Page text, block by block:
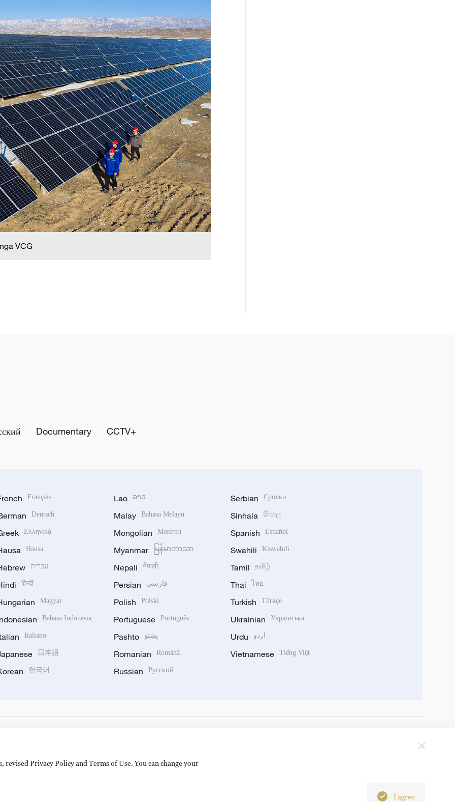
VCG
Documentary CCTV+
Français
Deutsch
Ελληνικά
Hausa
עברית
हिन्दी
Magyar
Bahasa Indonesia
Italiano
日本語
한국어
Lao ລາວ
Malay Bahasa Melayu
Mongolian Монгол
Myanmar မြန်မာဘာသာ
Nepali नेपाली
Persian فارسی
Polish Polski
Portuguese Português
Pashto پښتو
Romanian Română
Russian Русский
Serbian Српски
Sinhala සිංහල
Spanish Español
Swahili Kiswahili
Tamil தமிழ்
Thai ไทย
Turkish Türkçe
Ukrainian Українська
Urdu اردو
Vietnamese Tiếng Việt
Privacy Policy and Terms of Use. You can change your
I agree